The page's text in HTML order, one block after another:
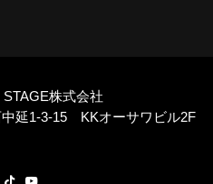
株式会社
延1-3-15 KKオーサワビル2F